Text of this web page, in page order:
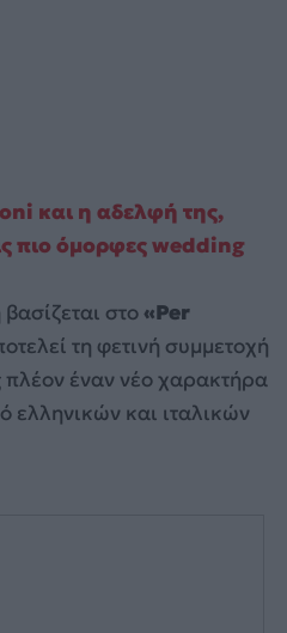
και η αδελφή της,
πιο όμορφες wedding
στο«Per
τη φετινή συμμετοχή
πλέον έναν νέο χαρακτήρα
ελληνικών και ιταλικών